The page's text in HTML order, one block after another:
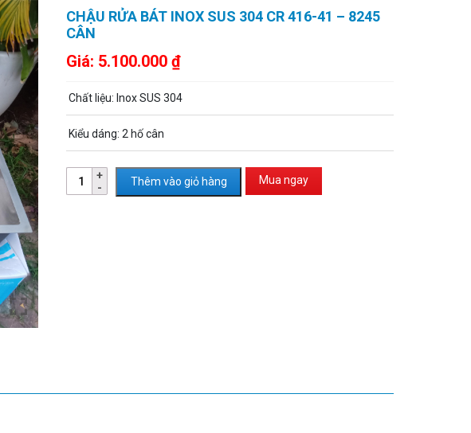
CHẬU RỬA BÁT INOX SUS 304 CR 416-41 – 8245
CÂN
Giá: 5.100.000 ₫
Chất liệu: Inox SUS 304
Kiểu dáng: 2 hố cân
Thêm vào giỏ hàng Mua ngay